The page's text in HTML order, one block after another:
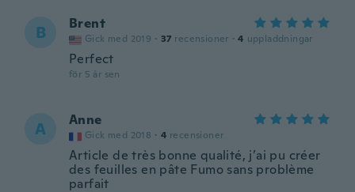
B Brent
Gick med 2019 · 37 recensioner · 4 uppladdningar
Perfect
för 5 år sen
A Anne
Gick med 2018 · 4 recensioner
Article de très bonne qualité, j’ai pu créer
des feuilles en pâte Fumo sans problème
parfait